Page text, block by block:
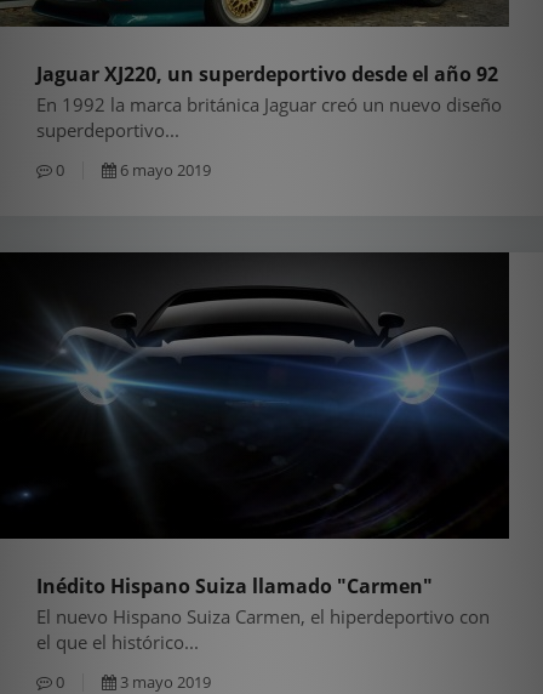
Jaguar XJ220, un superdeportivo desde el año 92
En 1992 la marca británica Jaguar creó un nuevo diseño
superdeportivo...
0 6 mayo 2019
Inédito Hispano Suiza llamado "Carmen"
El nuevo Hispano Suiza Carmen, el hiperdeportivo con
el que el histórico...
0 3 mayo 2019